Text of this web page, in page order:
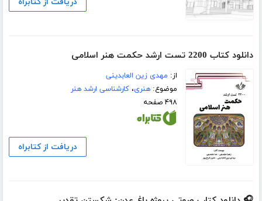
دانلود کتاب 2200 تست ارشد حکمت هنر اسلامی
از: مهدی زین العابدینی
موضوع:هنری،کارشناسی ارشد هنر
۴۹۸ صفحه
دریافت از کتابراه